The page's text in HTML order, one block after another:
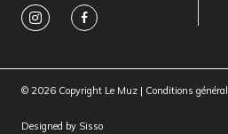
© 2026 Copyright Le Muz | Conditions
Designed by Sisso